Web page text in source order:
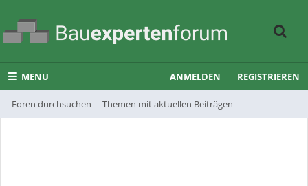
MENU
Foren durchsuchen Themen mit aktuellen Beiträgen
ANMELDEN REGISTRIEREN